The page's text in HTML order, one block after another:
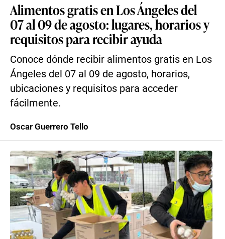
Alimentos gratis en Los Ángeles del
07 al 09 de agosto: lugares, horarios y
requisitos para recibir ayuda
Conoce dónde recibir alimentos gratis en Los
Ángeles del 07 al 09 de agosto, horarios,
ubicaciones y requisitos para acceder
fácilmente.
Oscar Guerrero Tello